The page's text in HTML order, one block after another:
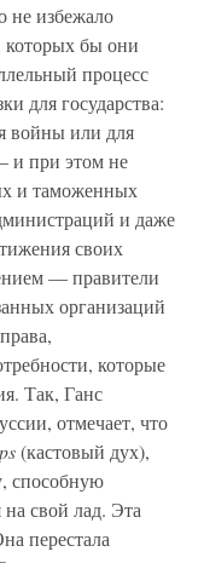
не избежало
которых бы они
процесс
для государства:
войны или для
и при этом не
и таможенных
и даже
своих
— правители
организаций
которые
Так, Ганс
отмечает, что
(кастовый дух),
способную
свой лад. Эта
перестала